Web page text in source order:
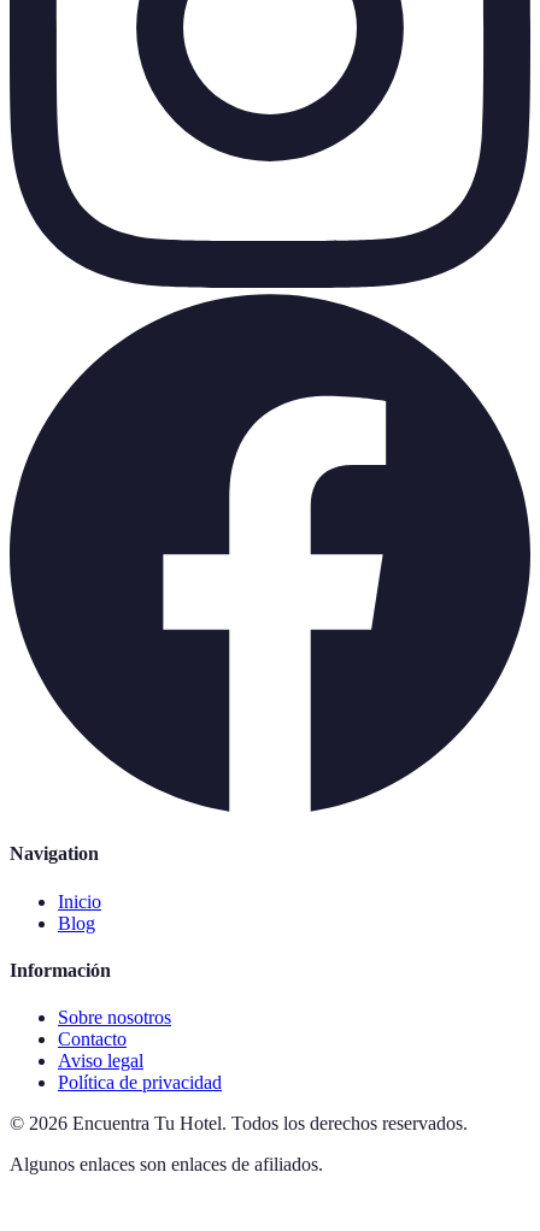
Navigation
Inicio
Blog
Información
Sobre nosotros
Contacto
Aviso legal
Política de privacidad
© 2026 Encuentra Tu Hotel. Todos los derechos reservados.
Algunos enlaces son enlaces de afiliados.